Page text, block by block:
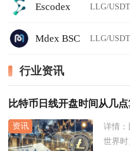
Escodex LLG/USDT
Mdex BSC LLG/USDT
行业资讯
比特币日线开盘时间从几
详情：
世界时